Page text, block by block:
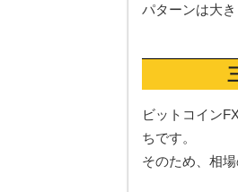
パターンは大
ビットコイン
ちです。
そのため、相